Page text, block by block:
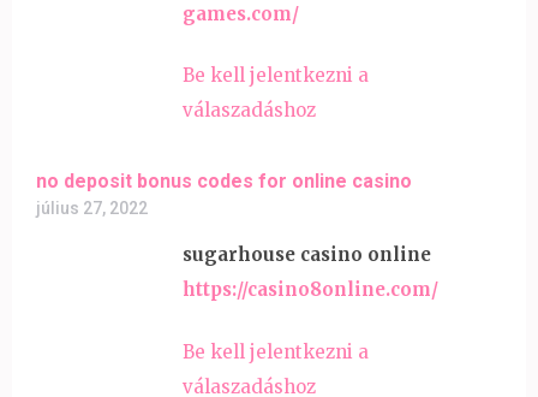
games.com/
Be kell jelentkezni a
válaszadáshoz
no deposit bonus codes for online casino
július 27, 2022
sugarhouse casino online
https://casino8online.com/
Be kell jelentkezni a
válaszadáshoz